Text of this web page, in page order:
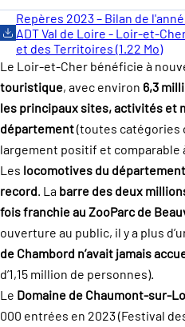
Repères 2023 – Bilan de
ADT Val de Loire - Loir-et-
et des Territoires (1.22 Mo)
Le Loir-et-Cher bénéficie à
touristique, avec environ 6,3
les principaux sites, activités et
département(toutes catégories
largement positif et comparable
Les locomotives du département
record . La barre des deux
fois franchie au ZooParc de
ouverture au public, il y a plus
de Chambord n’avait jamais
d’1,15 million de personnes).
Le Domaine de Chaumont-sur-
000 entrées en 2023 (Festival